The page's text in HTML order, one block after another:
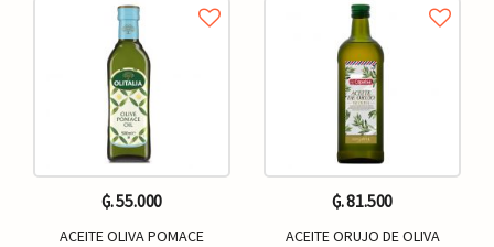
₲. 55.000
ACEITE OLIVA POMACE
₲. 81.500
ACEITE ORUJO DE OLIVA